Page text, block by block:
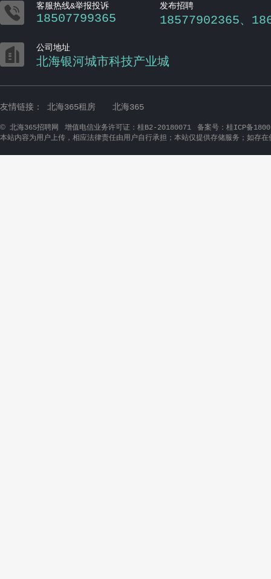
 客服热线&举报投诉
18507799365
发布招聘
18577902365、
 公司地址
北海银河城市科技产业城
友情链接： 北海365租房 北海365
© 北海365招聘网 增值电信业务许可证：桂B2-20180071
备案号：桂ICP备
本站内容为用户上传，相应法律责任由用户自行承担；本站仅提供存储服务；如存